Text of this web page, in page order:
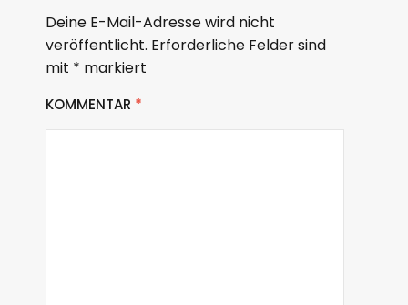
Deine E-Mail-Adresse wird nicht
veröffentlicht. Erforderliche Felder sind
mit * markiert
KOMMENTAR *